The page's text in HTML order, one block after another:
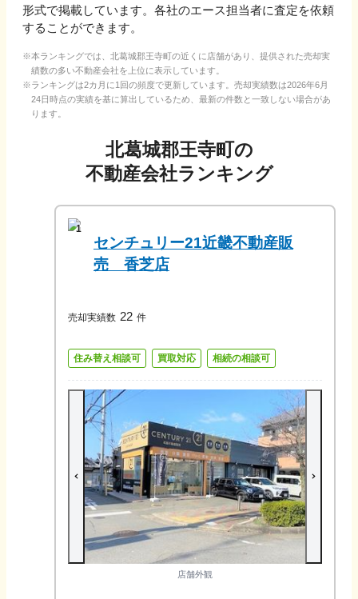
形式で掲載しています。各社のエース担当者に査定を依頼
することができます。
本ランキングでは、 北葛城郡王寺町の近くに店舗があり、提供された売却実
績数の多い不動産会社を上位に表示しています。
ランキングは2カ月に1回の頻度で更新しています。売却実績数は2026年6月
24日時点の実績を基に算出しているため、最新の件数と一致しない場合があ
ります。
北葛城郡王寺町の
不動産会社ランキング
1
センチュリー21近畿不動産販
売 香芝店
売却実績数 22 件
住み替え相談可 買取対応 相続の相談可
店舗外観